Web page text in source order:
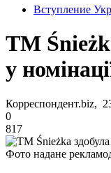
Вступление
ТМ
у
Корреспондент.biz,
0
817
Фото надане